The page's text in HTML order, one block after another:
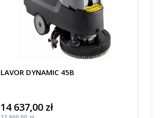
LAVOR DYNAMIC 45B
Cena
14 637,00 zł